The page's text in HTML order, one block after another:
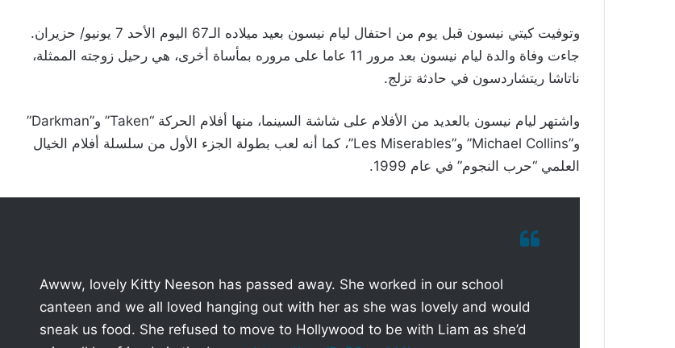
وتوفيت كيتي نيسون قبل يوم من احتفال ليام نيسون بعيد ميلاده الـ67 اليوم الأحد 7 يونيو/ حزيران.
جاءت وفاة والدة ليام نيسون بعد مرور 11 عاما على مروره بمأساة أخرى، هي رحيل زوجته الممثلة،
ناتاشا ريتشاردسون في حادثة تزلج.
واشتهر ليام نيسون بالعديد من الأفلام على شاشة السينما، منها أفلام الحركة “Taken” و”Darkman”
و”Michael Collins” و”Les Miserables”، كما أنه لعب بطولة الجزء الأول من سلسلة أفلام الخيال
العلمي “حرب النجوم” في عام 1999.
Awww, lovely Kitty Neeson has passed away. She worked in our school
canteen and we all loved hanging out with her as she was lovely and would
sneak us food. She refused to move to Hollywood to be with Liam as she’d